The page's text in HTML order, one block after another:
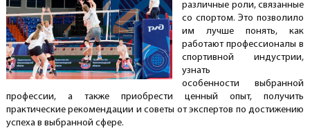
различные роли, связанные
со спортом. Это позволило
им лучше понять, как
работают профессионалы в
спортивной индустрии,
узнать
особенности выбранной
профессии, а также приобрести ценный опыт, получить
практические рекомендации и советы от экспертов по достижению
успеха в выбранной сфере.